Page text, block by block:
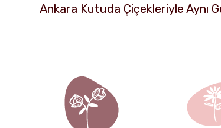
Ankara Kutuda Çiçekleriyle Aynı